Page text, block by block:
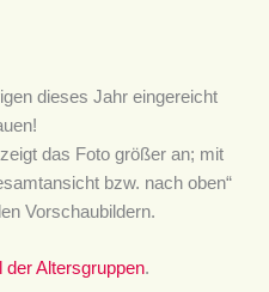
dieses Jahr eingereicht
das Foto größer an; mit
bzw. nach oben“
Vorschaubildern.
der Altersgruppen.